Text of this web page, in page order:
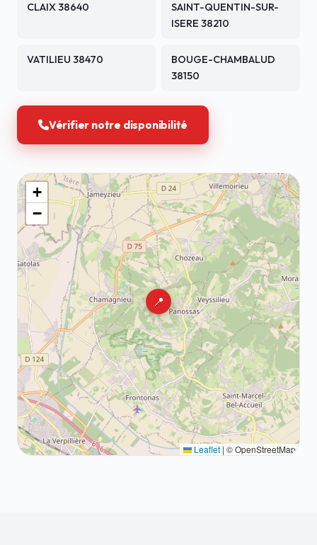
CLAIX 38640
SAINT-QUENTIN-SUR-
ISERE 38210
VATILIEU 38470
BOUGE-CHAMBALUD
38150
Vérifier notre disponibilité
📍
+
−
Leaflet | © OpenStreetMap